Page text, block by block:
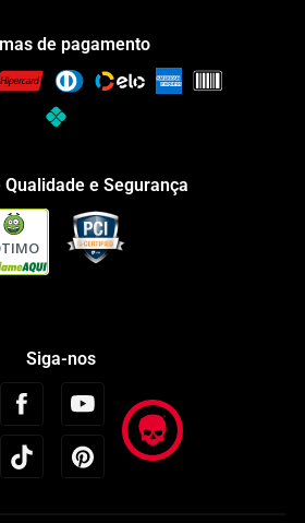
de pagamento
Qualidade e Segurança
Siga-nos